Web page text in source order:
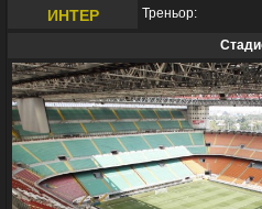
ИНТЕР
Треньор: